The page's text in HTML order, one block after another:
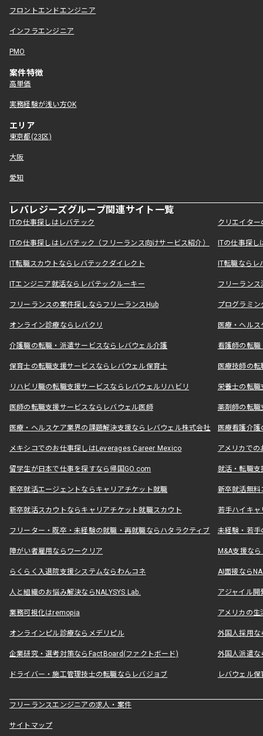
フロントエンドエンジニア
インフラエンジニア
PMO
案件特徴
高単価
実務経験が浅い方OK
エリア
東京都(23区)
大阪
愛知
レバレジーズグループ関連サイト一覧
ITの仕事探しはレバテック クリエイタ
ITの仕事探しはレバテック（フリーランス向けサービス紹介） ITの仕事探
IT転職スカウトならレバテックダイレクト IT転職なら
ITエンジニア就活ならレバテックルーキー フリーラン
フリーランスの案件探しならフリーランスHub プログラミ
オンライン診療ならレバクリ 医療・ヘル
介護職の転職・派遣サービスならレバウェル介護 看護師の転
保育士の転職支援サービスならレバウェル保育士 医療技師の
リハビリ職の転職支援サービスならレバウェルリハビリ 栄養士の転
医師の転職支援サービスならレバウェル医師 薬剤師の転
医療・ヘルスケア業界の課題解決支援ならレバウェル株式会社 医療看護介
メキシコでのお仕事探しはLeverages Career Mexico アメリカで
留学生が日本で仕事を探すなら帰国GO.com 就活・転職
新卒就活エージェントならキャリアチケット就職 新卒就活無料
新卒就活スカウトならキャリアチケット就職スカウト 若手ハイキ
フリーター・既卒・未経験の就職・再就職ならハタラクティブ 未経験・若手
障がい者雇用ならワークリア M&A支援な
らくらく入退院支援システムならわんコネ AI面接なら
人と組織のお悩み解決ならNALYSYS Lab. アジャイル
業務可視化はremopia アメリカの
オンラインピル診療ならメデリピル 外国人採用
企業研究・選考対策ならFactBoard(ファクトボード) 外国人派遣な
ドライバー・施工管理技士の転職ならレバジョブ レバウェル
フリーランスエンジニアの求人・案件
サイトマップ